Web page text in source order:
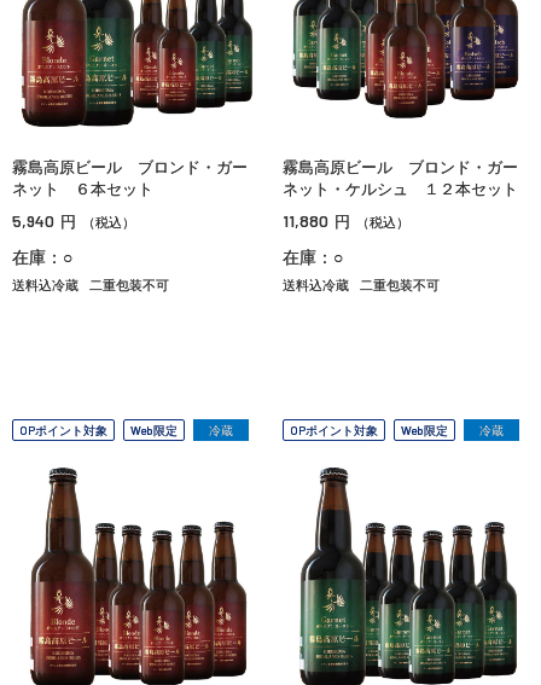
霧島高原ビール ブロンド・ガー
ネット ６本セット
5,940 円 （税込）
在庫：○
送料込冷蔵 二重包装不可
霧島高原ビール ブロンド・ガー
ネット・ケルシュ １２本セット
11,880 円 （税込）
在庫：○
送料込冷蔵 二重包装不可
OPポイント対象 Web限定 冷蔵 OPポイント対象 Web限定 冷蔵